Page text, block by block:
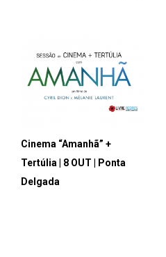
Cinema “Amanhã” +
Tertúlia | 8 OUT | Ponta
Delgada